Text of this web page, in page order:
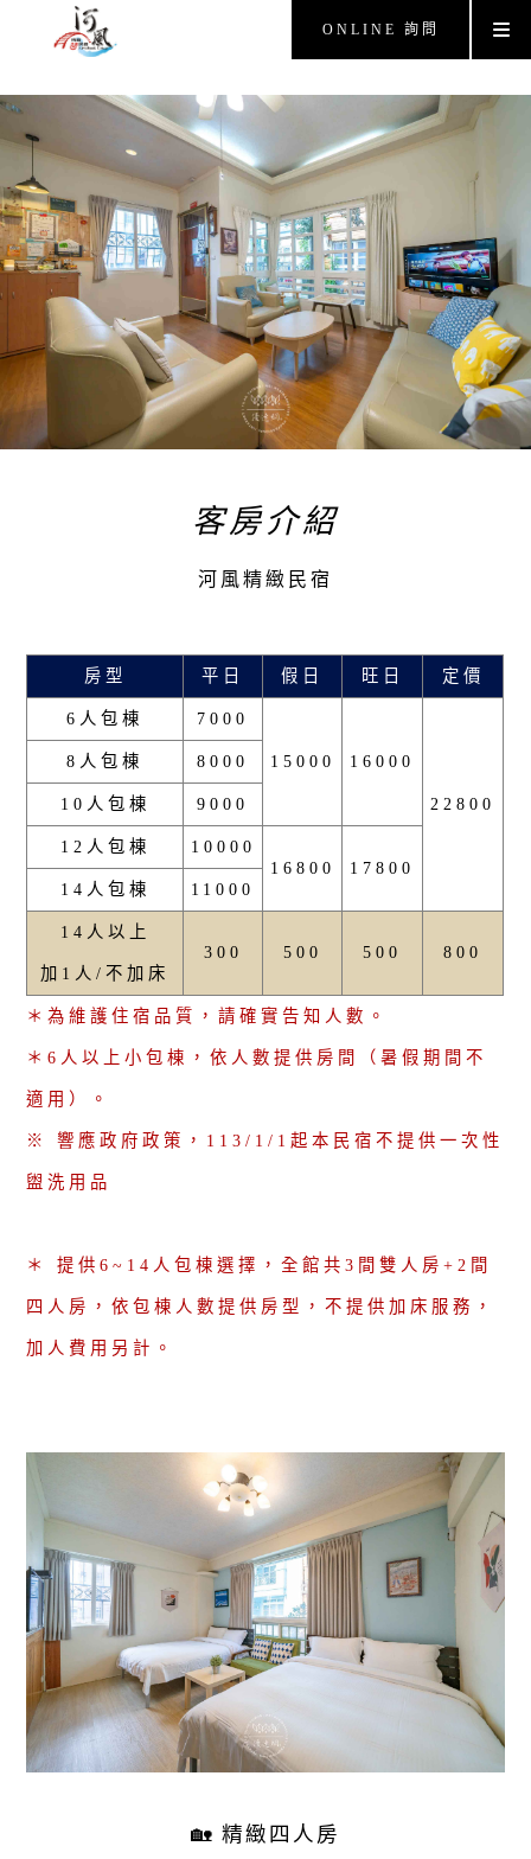
ONLINE 詢問
客房介紹
河風精緻民宿
房型 平日 假日 旺日 定價
6人包棟 7000
15000 16000
22800
8人包棟 8000
10人包棟 9000
12人包棟
10000
16800
17800
14人包棟
11000
14人以上
加1人/不加床
300 500 500 800
＊為維護住宿品質，請確實告知人數。
＊6人以上小包棟，依人數提供房間（暑假期間不
適用）。
※ 響應政府政策，113/1/1起本民宿不提供一次性
盥洗用品
＊ 提供6~14人包棟選擇，全館共3間雙人房+2間
四人房，依包棟人數提供房型，不提供加床服務，
加人費用另計。
🏡 精緻四人房